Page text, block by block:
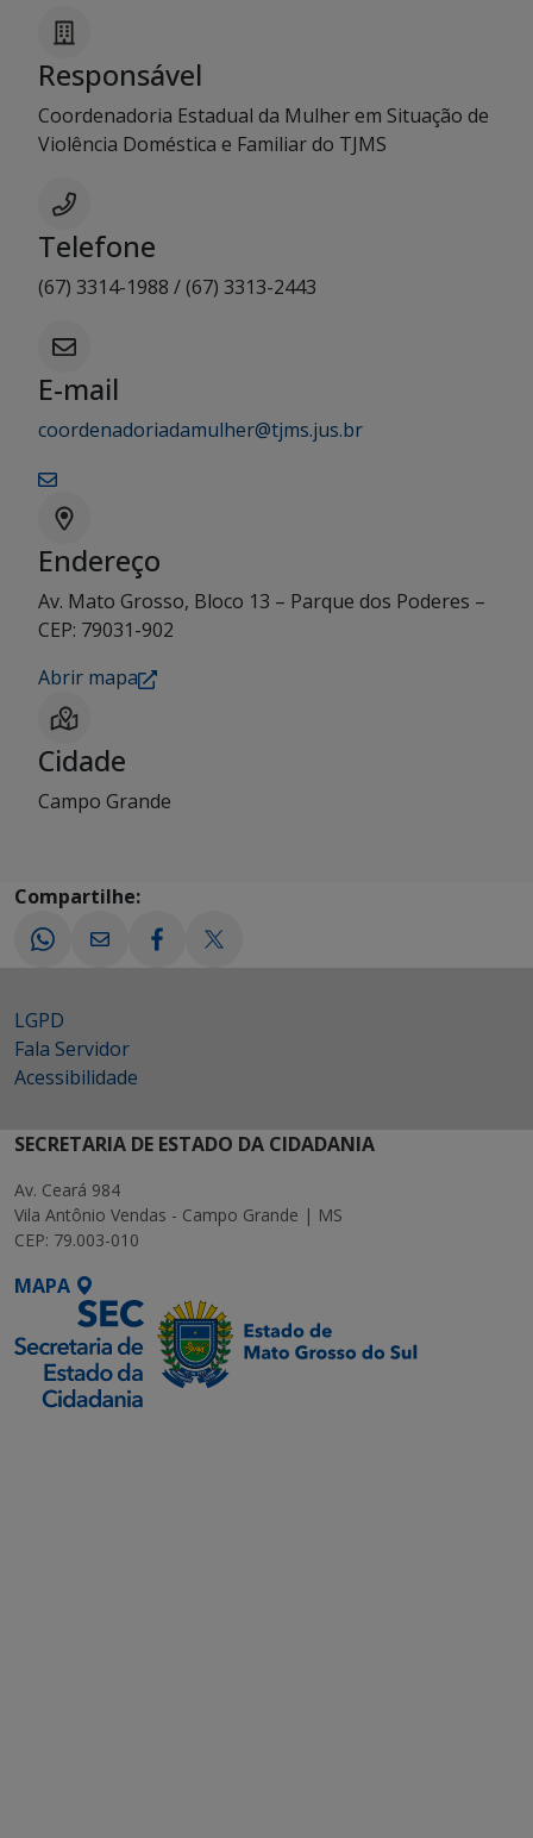
Responsável
Coordenadoria Estadual da Mulher em Situação de
Violência Doméstica e Familiar do TJMS
Telefone
(67) 3314-1988 / (67) 3313-2443
E-mail
coordenadoriadamulher@tjms.jus.br
Endereço
Av. Mato Grosso, Bloco 13 – Parque dos Poderes –
CEP: 79031-902
Abrir mapa
Cidade
Campo Grande
Compartilhe:
LGPD
Fala Servidor
Acessibilidade
SECRETARIA DE ESTADO DA CIDADANIA
Av. Ceará 984
Vila Antônio Vendas - Campo Grande | MS
CEP: 79.003-010
MAPA